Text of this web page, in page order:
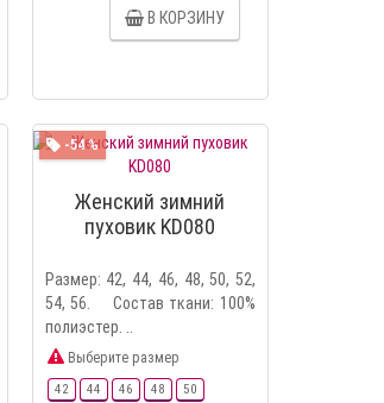
В КОРЗИНУ
-54 %
Женский зимний
пуховик KD080
Размер: 42, 44, 46, 48, 50, 52,
54, 56. Состав ткани: 100%
полиэстер. ..
Выберите размер
42 44 46 48 50